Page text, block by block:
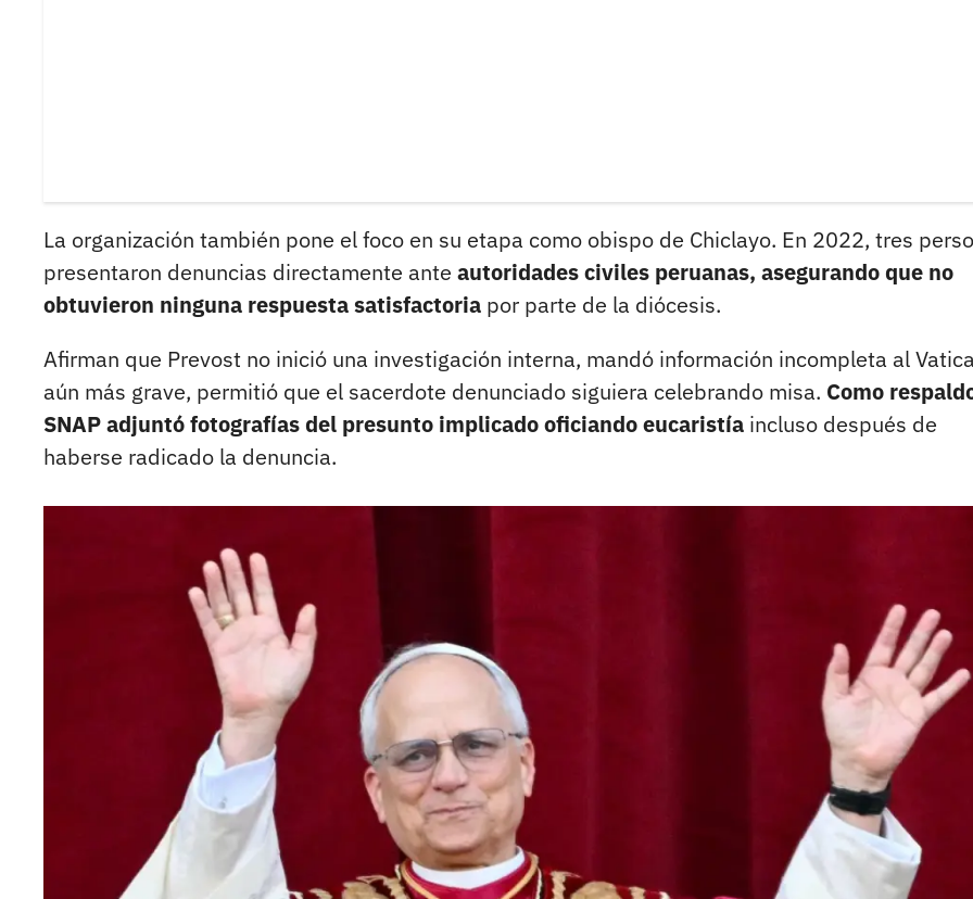
La organización también pone el foco en su etapa como obispo de Chiclayo. En 2022, tres
presentaron denuncias directamente ante autoridades civiles peruanas, asegurando que no
obtuvieron ninguna respuesta satisfactoria por parte de la diócesis.
Afirman que Prevost no inició una investigación interna, mandó información incompleta al
aún más grave, permitió que el sacerdote denunciado siguiera celebrando misa. Como
SNAP adjuntó fotografías del presunto implicado oficiando eucaristía incluso después de
haberse radicado la denuncia.